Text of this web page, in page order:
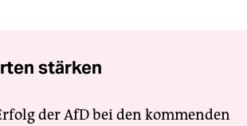
stärken
der AfD bei den kommenden